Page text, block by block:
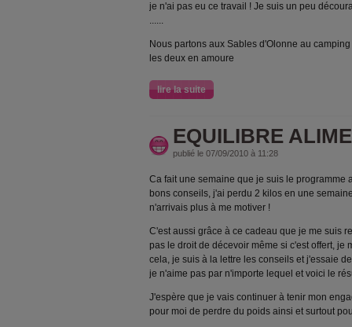
je n'ai pas eu ce travail ! Je suis un peu
......
Nous partons aux Sables d'Olonne au
les deux en amoure
lire la suite
EQUILIBRE
publié le 07/09/2010 à 11:28
Ca fait une semaine que je suis le programme
bons conseils, j'ai perdu 2 kilos en une
n'arrivais plus à me motiver !
C'est aussi grâce à ce cadeau que je me suis
pas le droit de décevoir même si c'est offert, je
cela, je suis à la lettre les conseils et j'essaie
je n'aime pas par n'importe lequel et voici le
J'espère que je vais continuer à tenir mon
pour moi de perdre du poids ainsi et surtout